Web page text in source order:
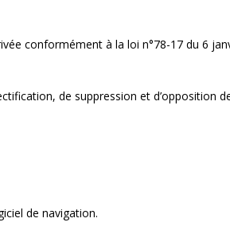
conformément à la loi n°78-17 du 6
de suppression et d’opposition
de navigation.